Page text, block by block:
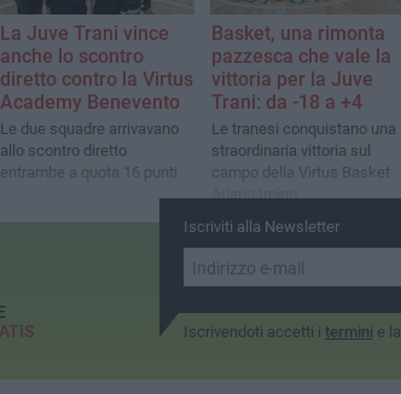
La Juve Trani vince
anche lo scontro
diretto contro la Virtus
Academy Benevento
Le due squadre arrivavano
allo scontro diretto
entrambe a quota 16 punti
Basket, una rimonta
pazzesca che vale la
vittoria per la Juve
Trani: da -18 a +4
Le tranesi conquistano una
straordinaria vittoria sul
campo della Virtus Basket
Ariano Irpino
Iscriviti alla Newsletter
Iscrivendoti accetti i termini e la